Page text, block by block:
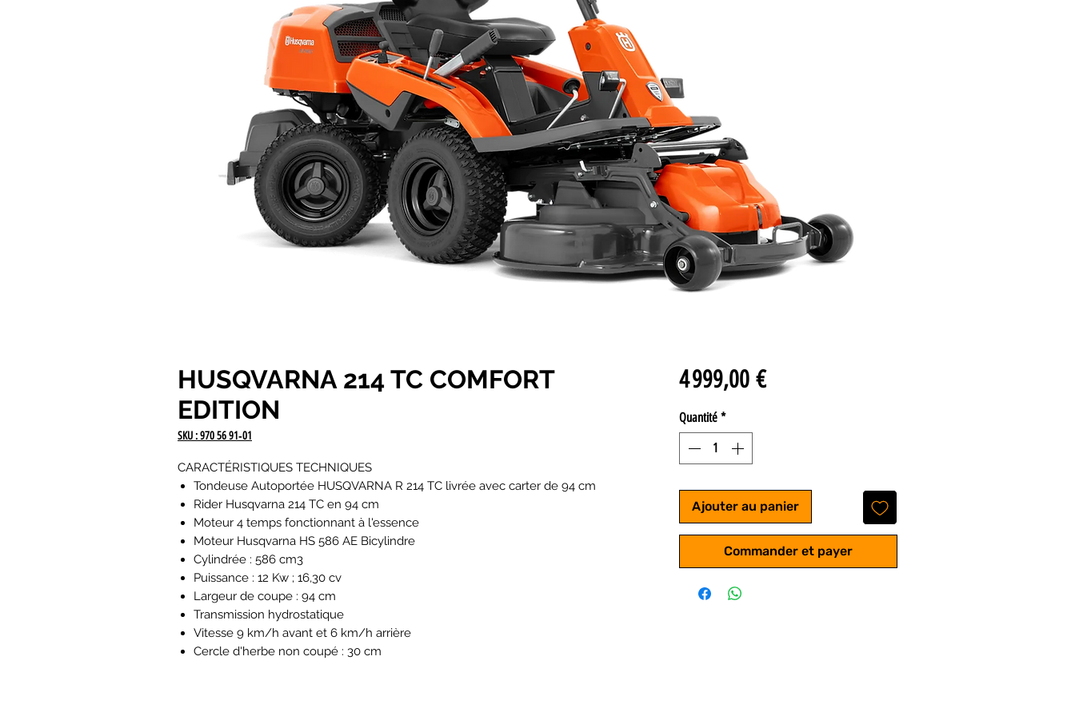
HUSQVARNA 214 TC COMFORT
EDITION
SKU : 970 56 91‑01
CARACTÉRISTIQUES TECHNIQUES
Tondeuse Autoportée HUSQVARNA R 214 TC livrée avec carter de 94 cm
Rider Husqvarna 214 TC en 94 cm
Moteur 4 temps fonctionnant à l'essence
Moteur Husqvarna HS 586 AE Bicylindre
Cylindrée : 586 cm3
Puissance : 12 Kw ; 16,30 cv
Largeur de coupe : 94 cm
Transmission hydrostatique
Vitesse 9 km/h avant et 6 km/h arrière
Cercle d'herbe non coupé : 30 cm
4 999,00 €Prix
Quantité *
Ajouter au panier
Commander et payer